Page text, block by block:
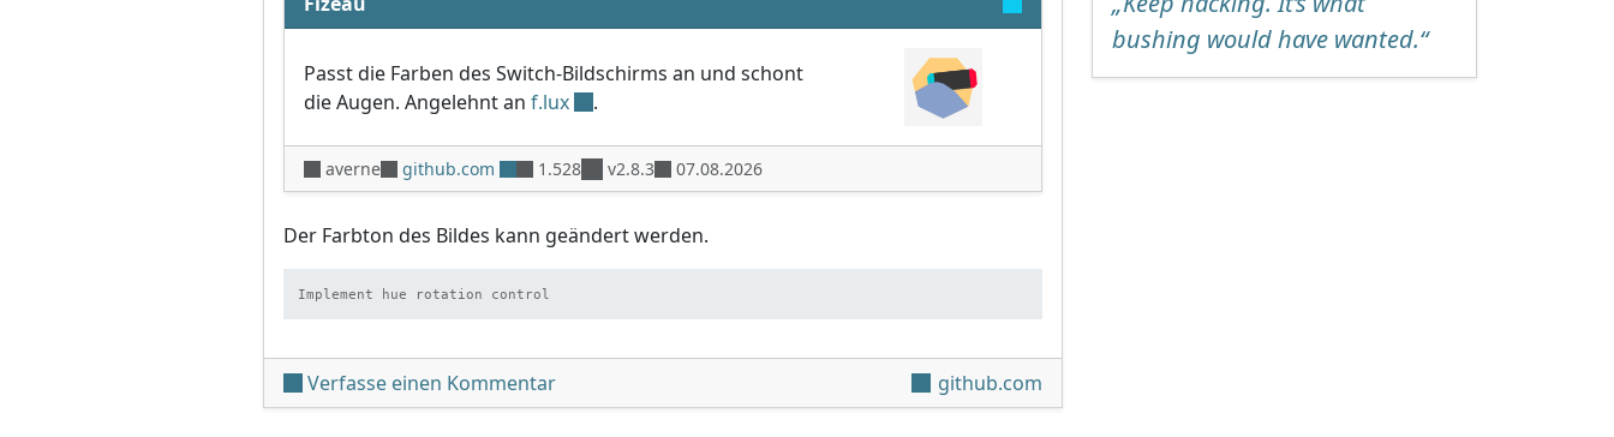
Passt die Farben des Switch-Bildschirms an und schont
die Augen. Angelehnt an f.lux .
averne github.com 1.528 v2.8.3 07.08.2026
Der Farbton des Bildes kann geändert werden.
Implement hue rotation control
Verfasse einen Kommentarunter 'Fizeau v2.6.0' github.com
bushing would have wanted.“